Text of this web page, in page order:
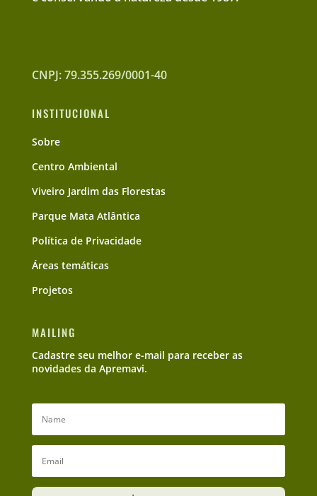
CNPJ: 79.355.269/0001-40
INSTITUCIONAL
Sobre
Centro Ambiental
Viveiro Jardim das Florestas
Parque Mata Atlântica
Política de Privacidade
Áreas temáticas
Projetos
MAILING
Cadastre seu melhor e-mail para receber as
novidades da Apremavi.